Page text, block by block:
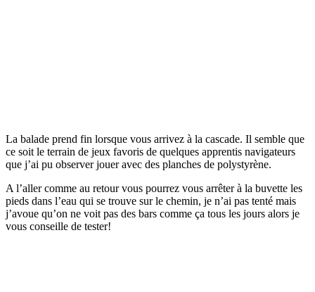
La balade prend fin lorsque vous arrivez à la cascade. Il semble que
ce soit le terrain de jeux favoris de quelques apprentis navigateurs
que j’ai pu observer jouer avec des planches de polystyrène.
A l’aller comme au retour vous pourrez vous arrêter à la buvette les
pieds dans l’eau qui se trouve sur le chemin, je n’ai pas tenté mais
j’avoue qu’on ne voit pas des bars comme ça tous les jours alors je
vous conseille de tester!